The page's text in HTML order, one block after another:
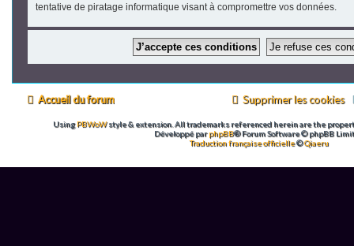
tentative de piratage informatique visant à compromettre vos données.
Accueil du forum Supprimer les cookies
UsingPBWoWstyle & extension. All trademarks referenced herein are the
Développé parphpBB® Forum Software © phpBB
Traduction française officielle©Qiaeru